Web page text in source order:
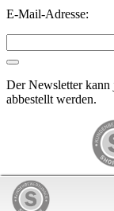
E-Mail-Adresse:
Der Newsletter
abbestellt werden.
Antiquitäten-
modified eCommerce